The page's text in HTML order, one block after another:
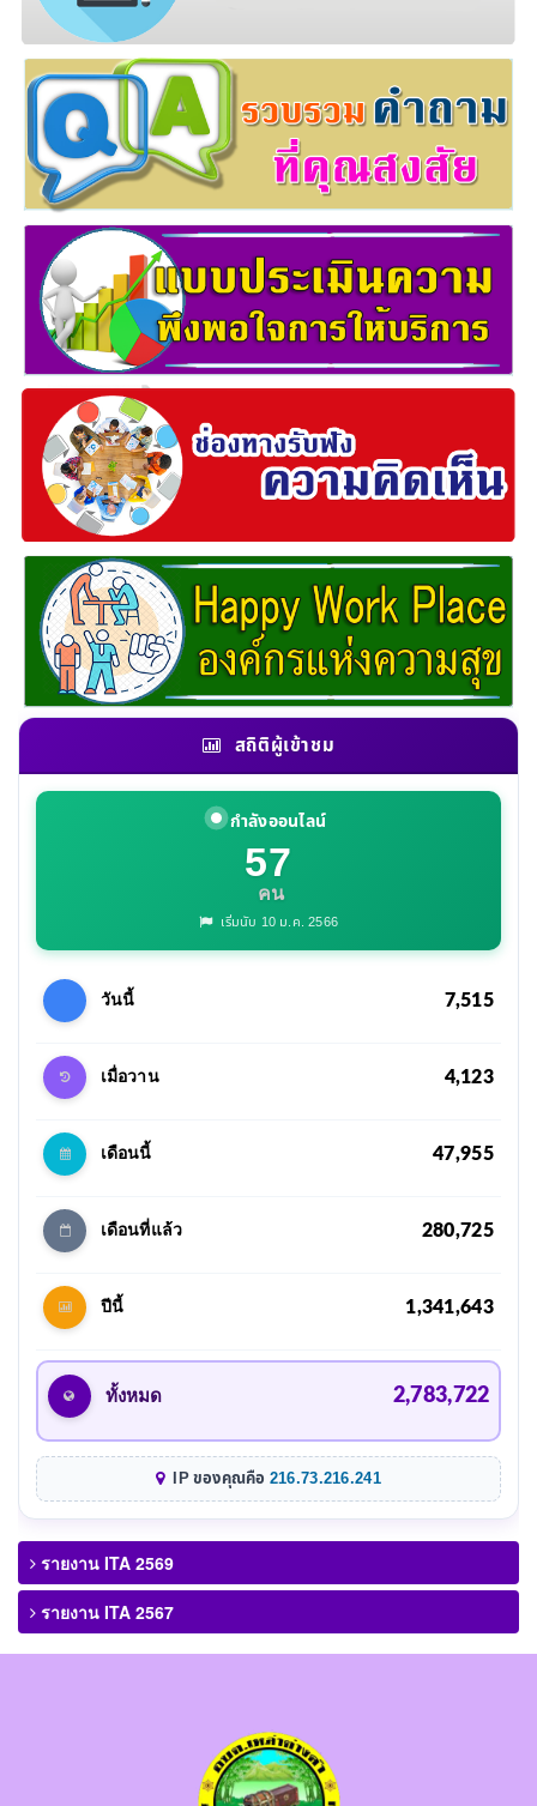
สถิติผู้เข้าชม
กำลังออนไลน์
57
คน
เริ่มนับ 10 ม.ค. 2566
วันนี้ 7,515
เมื่อวาน 4,123
เดือนนี้ 47,955
เดือนที่แล้ว 280,725
ปีนี้ 1,341,643
ทั้งหมด 2,783,722
IP ของคุณคือ 216.73.216.241
รายงาน ITA 2569
รายงาน ITA 2567